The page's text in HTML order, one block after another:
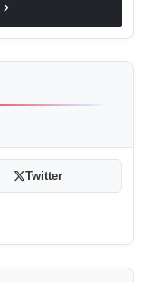
chevron_right
Twitter